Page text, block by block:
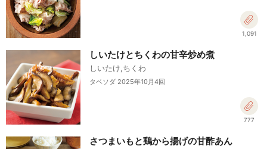
1,091
しいたけとちくわの甘辛炒め煮
しいたけ,ちくわ
タベソダ 2025年10月4回
777
さつまいもと鶏から揚げの甘酢あん